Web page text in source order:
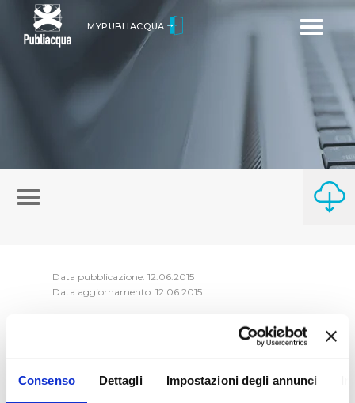
Consenso Dettagli Impostazioni degli annunci
Toggle
MYPUBLIACQUA
Data pubblicazione: 12.06.2015
Data aggiornamento: 12.06.2015
Le dichiarazioni, nelle quali i soggetti hanno
dichiarato che non esistono cause di
inconferibilità dell'incarico, sono state
raccolte e sono depositate presso la